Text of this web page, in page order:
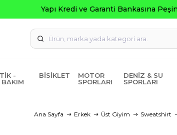
Garanti Bankasına Peşin Fiyatına 6 Taksit
-
BAKIM
BISIKLET
MOTOR
SPORLARI
DENIZ & SU
SPORLARI
Ana Sayfa Erkek Üst Giyim Sweatshirt